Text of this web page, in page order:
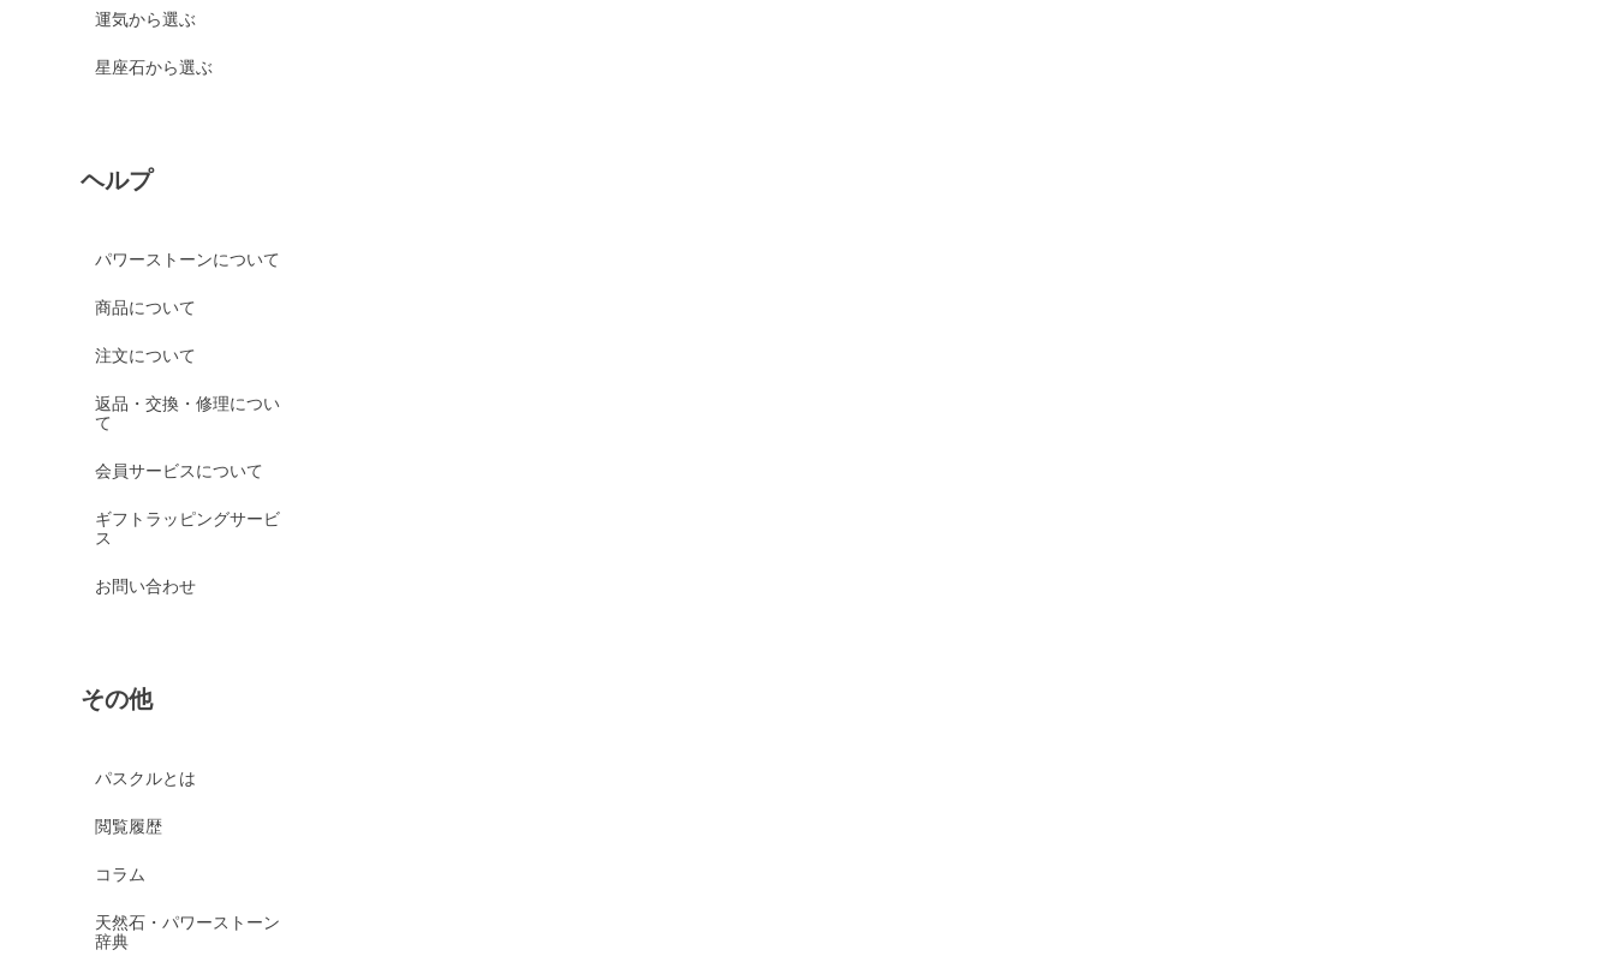
運気から選ぶ
星座石から選ぶ
ヘルプ
パワーストーンについて
商品について
注文について
返品・交換・修理につい
て
会員サービスについて
ギフトラッピングサービ
ス
お問い合わせ
その他
パスクルとは
閲覧履歴
コラム
天然石・パワーストーン
辞典